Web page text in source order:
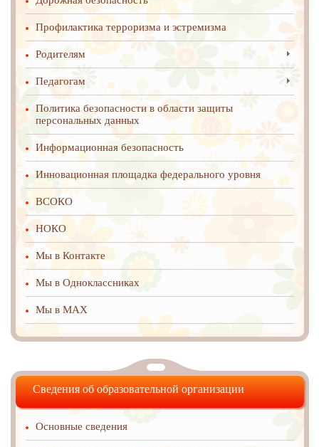
Профилактика терроризма и эстремизма
Родителям
Педагогам
Политика безопасности в области защиты
персональных данных
Информационная безопасность
Инновационная площадка федерального уровня
ВСОКО
НОКО
Мы в Контакте
Мы в Одноклассниках
Мы в MAX
Сведения об образовательной организации
Основные сведения